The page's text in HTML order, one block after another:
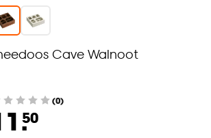
Cave Walnoot
(0)
50